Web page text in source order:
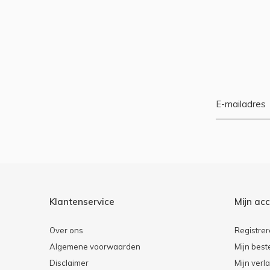
Klantenservice
Over ons
Algemene voorwaarden
Disclaimer
Mijn
Mijn
Mijn